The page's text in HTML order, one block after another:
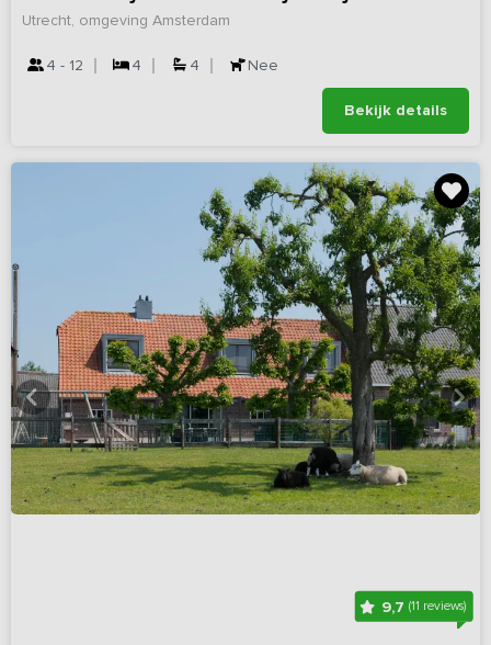
Utrecht, omgeving Amsterdam
4 - 12 4 4 Nee
Bekijk details
9,7(11 reviews)